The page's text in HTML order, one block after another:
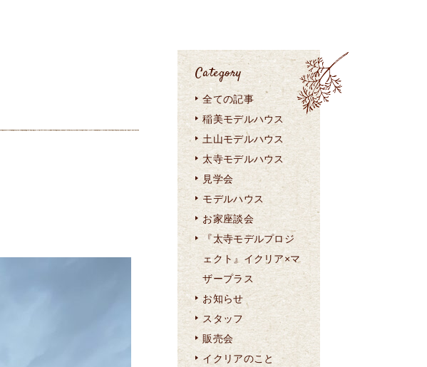
Category
全ての記事
稲美モデルハウス
土山モデルハウス
太寺モデルハウス
見学会
モデルハウス
お家座談会
『太寺モデルプロジ
ェクト』イクリア×マ
ザープラス
お知らせ
スタッフ
販売会
イクリアのこと